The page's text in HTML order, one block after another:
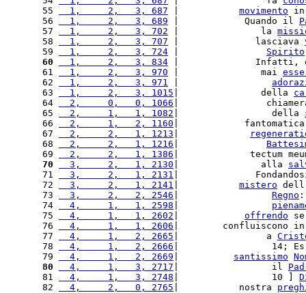
55
  1,     2,   3, 687
movimento
56
  1,     2,   3, 689
|            Quando il
57
  1,     2,   3, 702
|               la
58
  1,     2,   3, 707
|              lasciava
59
  1,     2,   3, 724
Spirito
60
  1,     2,   3, 834
|              Infatti,
61
  1,     2,   3, 970
|               mai
62
  1,     2,   3, 971
63
  1,     2,   3, 1015
|               della
64
  2,     0,   0, 1066
|
65
  2,     1,   1, 1082
|                 della
66
  2,     1,   2, 1160
|
67
  2,     2,   1, 1213
68
  2,     2,   1, 1216
69
  2,     2,   1, 1386
|             tectum
70
  3,     2,   1, 2130
|               alla
71
  3,     2,   1, 2131
|
72
  3,     2,   1, 2141
mistero
73
  3,     2,   2, 2546
Regno
74
  4,     1,   1, 2598
75
  4,     1,   1, 2602
offrendo
76
  4,     1,   1, 2606
|        confluiscono in
77
  4,     1,   2, 2665
|                a
78
  4,     1,   2, 2666
|                 14; Es
79
  4,     1,   2, 2669
santissimo
80
  4,     1,   3, 2717
|                 il
81
  4,     1,   3, 2748
|                 10 ]
82
  4,     2,   0, 2765
|           nostra